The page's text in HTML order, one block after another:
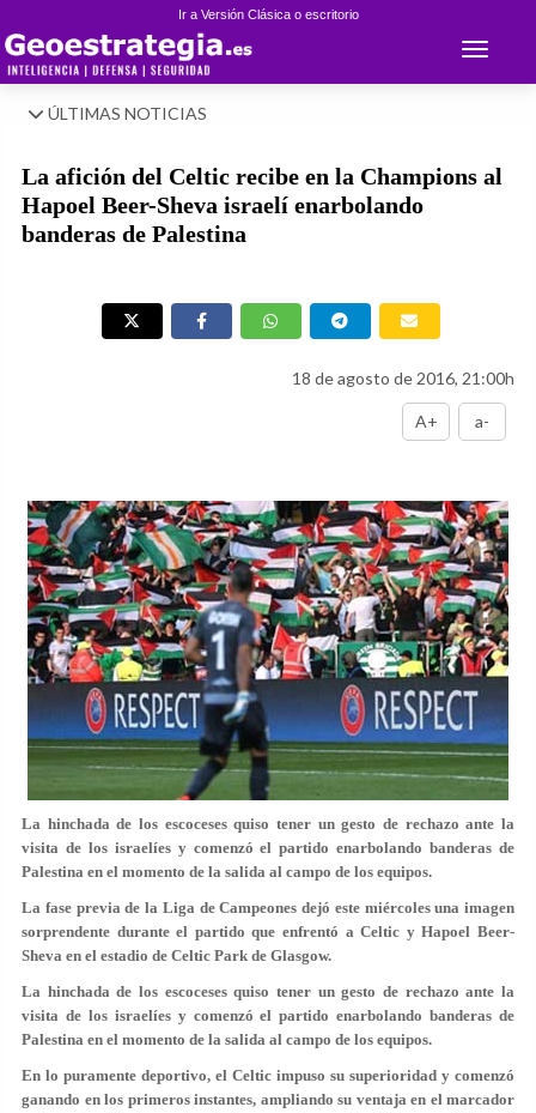
Ir a Versión Clásica o escritorio
Toggle
ÚLTIMAS NOTICIAS
La afición del Celtic recibe en la Champions al
Hapoel Beer-Sheva israelí enarbolando
banderas de Palestina
18 de agosto de 2016, 21:00h
A+ a-
La hinchada de los escoceses quiso tener un gesto de rechazo ante la
visita de los israelíes y comenzó el partido enarbolando banderas de
Palestina en el momento de la salida al campo de los equipos.
La fase previa de la Liga de Campeones dejó este miércoles una imagen
sorprendente durante el partido que enfrentó a Celtic y Hapoel Beer-
Sheva en el estadio de Celtic Park de Glasgow.
La hinchada de los escoceses quiso tener un gesto de rechazo ante la
visita de los israelíes y comenzó el partido enarbolando banderas de
Palestina en el momento de la salida al campo de los equipos.
En lo puramente deportivo, el Celtic impuso su superioridad y comenzó
ganando en los primeros instantes, ampliando su ventaja en el marcador